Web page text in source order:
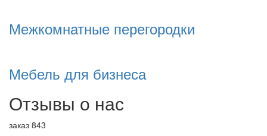
Межкомнатные перегородки
Мебель для бизнеса
Отзывы о нас
заказ 843